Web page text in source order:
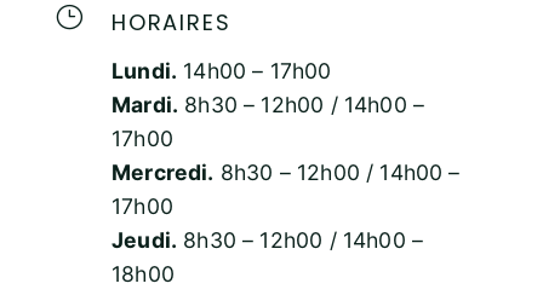
} HORAIRES
Lundi. 14h00 – 17h00
Mardi. 8h30 – 12h00 / 14h00 –
17h00
Mercredi. 8h30 – 12h00 / 14h00 –
17h00
Jeudi. 8h30 – 12h00 / 14h00 –
18h00